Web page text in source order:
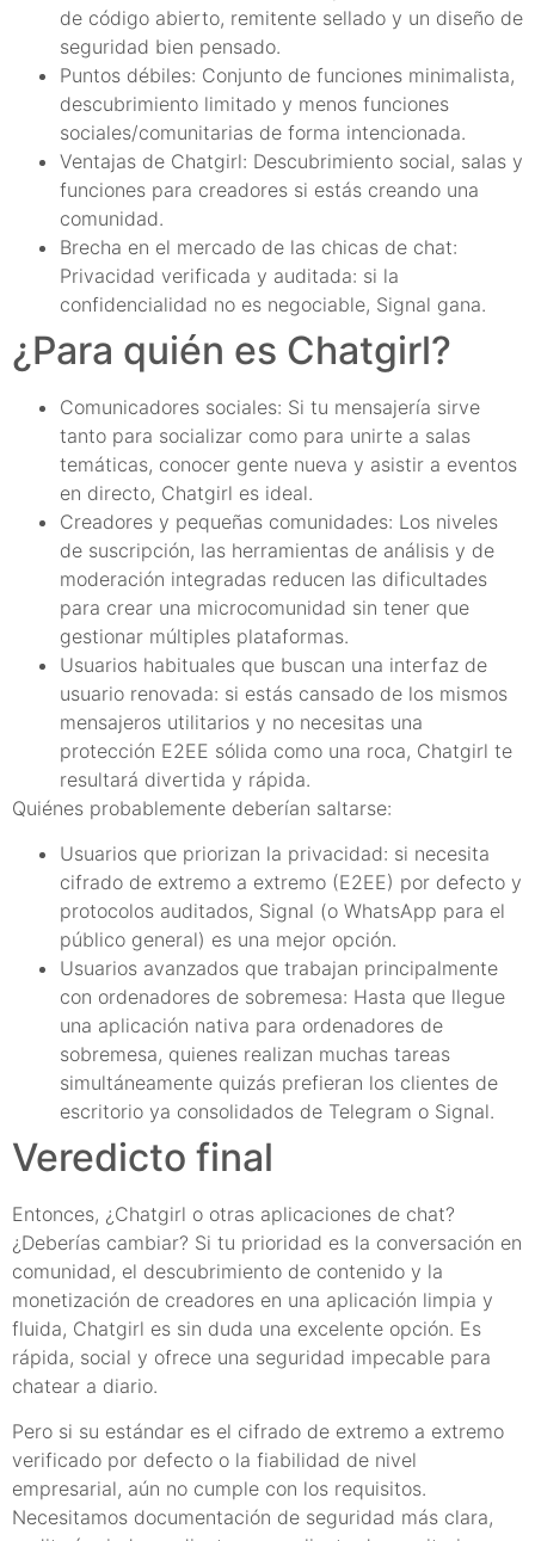
de código abierto, remitente sellado y un diseño de
seguridad bien pensado.
Puntos débiles: Conjunto de funciones minimalista,
descubrimiento limitado y menos funciones
sociales/comunitarias de forma intencionada.
Ventajas de Chatgirl: Descubrimiento social, salas y
funciones para creadores si estás creando una
comunidad.
Brecha en el mercado de las chicas de chat:
Privacidad verificada y auditada: si la
confidencialidad no es negociable, Signal gana.
¿Para quién es Chatgirl?
Comunicadores sociales: Si tu mensajería sirve
tanto para socializar como para unirte a salas
temáticas, conocer gente nueva y asistir a eventos
en directo, Chatgirl es ideal.
Creadores y pequeñas comunidades: Los niveles
de suscripción, las herramientas de análisis y de
moderación integradas reducen las dificultades
para crear una microcomunidad sin tener que
gestionar múltiples plataformas.
Usuarios habituales que buscan una interfaz de
usuario renovada: si estás cansado de los mismos
mensajeros utilitarios y no necesitas una
protección E2EE sólida como una roca, Chatgirl te
resultará divertida y rápida.
Quiénes probablemente deberían saltarse:
Usuarios que priorizan la privacidad: si necesita
cifrado de extremo a extremo (E2EE) por defecto y
protocolos auditados, Signal (o WhatsApp para el
público general) es una mejor opción.
Usuarios avanzados que trabajan principalmente
con ordenadores de sobremesa: Hasta que llegue
una aplicación nativa para ordenadores de
sobremesa, quienes realizan muchas tareas
simultáneamente quizás prefieran los clientes de
escritorio ya consolidados de Telegram o Signal.
Veredicto final
Entonces, ¿Chatgirl o otras aplicaciones de chat?
¿Deberías cambiar? Si tu prioridad es la conversación en
comunidad, el descubrimiento de contenido y la
monetización de creadores en una aplicación limpia y
fluida, Chatgirl es sin duda una excelente opción. Es
rápida, social y ofrece una seguridad impecable para
chatear a diario.
Pero si su estándar es el cifrado de extremo a extremo
verificado por defecto o la fiabilidad de nivel
empresarial, aún no cumple con los requisitos.
Necesitamos documentación de seguridad más clara,